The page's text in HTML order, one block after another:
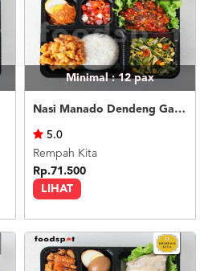
Minimal : 12pax
Nasi Manado Dendeng Garo Rica
LIHAT
5.0
Rempah Kita
Rp.71.500